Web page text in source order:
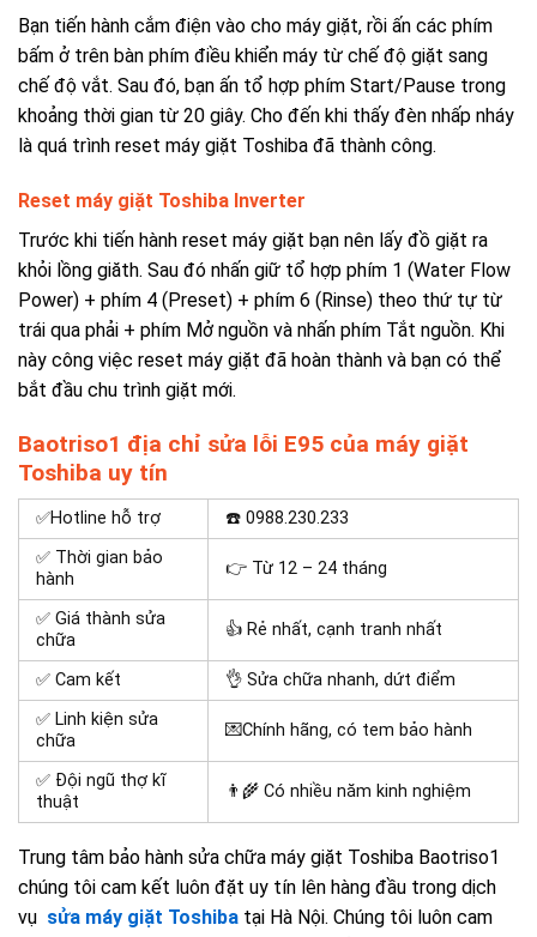
Bạn tiến hành cắm điện vào cho máy giặt, rồi ấn các phím
bấm ở trên bàn phím điều khiển máy từ chế độ giặt sang
chế độ vắt. Sau đó, bạn ấn tổ hợp phím Start/Pause trong
khoảng thời gian từ 20 giây. Cho đến khi thấy đèn nhấp nháy
là quá trình reset máy giặt Toshiba đã thành công.
Reset máy giặt Toshiba Inverter
Trước khi tiến hành reset máy giặt bạn nên lấy đồ giặt ra
khỏi lồng giăth. Sau đó nhấn giữ tổ hợp phím 1 (Water Flow
Power) + phím 4 (Preset) + phím 6 (Rinse) theo thứ tự từ
trái qua phải + phím Mở nguồn và nhấn phím Tắt nguồn. Khi
này công việc reset máy giặt đã hoàn thành và bạn có thể
bắt đầu chu trình giặt mới.
Baotriso1 địa chỉ sửa lỗi E95 của máy giặt
Toshiba uy tín
✅Hotline hỗ trợ ☎️0988.230.233
✅ Thời gian bảo
hành
👉 Từ 12 – 24 tháng
✅ Giá thành sửa
chữa
👍 Rẻ nhất, cạnh tranh nhất
✅ Cam kết
👌 Sửa chữa nhanh, dứt điểm
✅ Linh kiện sửa
chữa
💌Chính hãng, có tem bảo hành
✅ Đội ngũ thợ kĩ
thuật
👨‍🌾 Có nhiều năm kinh nghiệm
Trung tâm bảo hành sửa chữa máy giặt Toshiba Baotriso1
chúng tôi cam kết luôn đặt uy tín lên hàng đầu trong dịch
vụ sửa máy giặt Toshiba tại Hà Nội. Chúng tôi luôn cam